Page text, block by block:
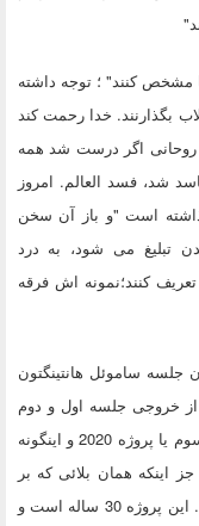
تقلید را آنها مشخص کنند" ؛ توجه داشته
بگذارنند. خدا رحمت کند
روحانى اگر درست شد همه
شد، فسد العالم. امروز
است "و باز آن سخن
تبلیغ می شود، به درد
تعریف کنند؛نمونه اش فرقه
ساموئل هانتینگتون
را ارائه دهد: بعد از خروجی جلسه اول و دوم
پروژه ای را برای ما طراحی کردند به اسم موج سوم یا پروژه 2020 و اینگونه
اینکه همان بلائی که بر
سر شوروی آوردیم، بر سر ملت ایران نیز بیاوریم. این پروژه 30 ساله است و